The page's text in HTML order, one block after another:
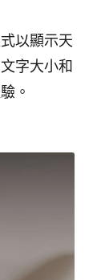
以顯示天
字大小和
。